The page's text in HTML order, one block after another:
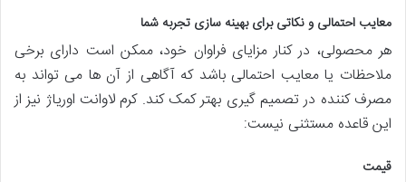
معایب احتمالی و نکاتی برای بهینه سازی تجربه شما
هر محصولی، در کنار مزایای فراوان خود، ممکن است دارای برخی
ملاحظات یا معایب احتمالی باشد که آگاهی از آن ها می تواند به
مصرف کننده در تصمیم گیری بهتر کمک کند. کرم لاوانت اوریاژ نیز از
این قاعده مستثنی نیست:
قیمت